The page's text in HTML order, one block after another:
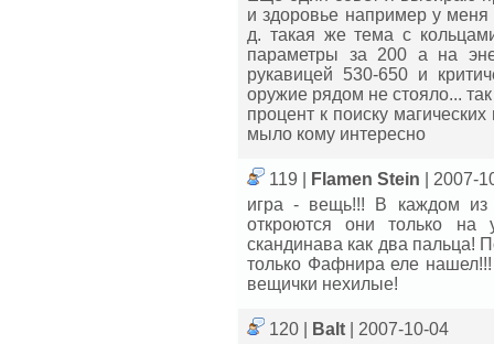
и здоровье например у
д. такая же тема с
параметры за 200 а на
рукавицей 530-650 и
оружие рядом не стояло...
процент к поиску
мыло кому интересно
119 | Flamen Stein
| 2007-
игра - вещь!!! В каждом
откроются они только
скандинава как два пальца!
только Фафнира еле
вещички нехилые!
120 | Balt
| 2007-10-04